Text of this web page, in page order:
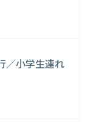
／小学生連れ